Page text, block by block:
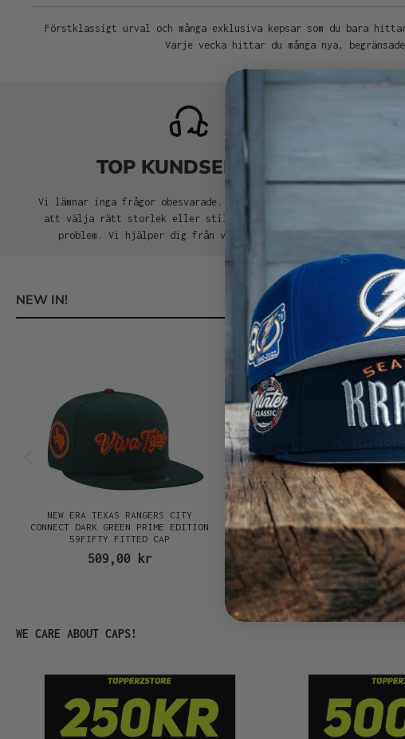
Förstklassigt urval och många exklusiva kepsar som du bara
Varje vecka hittar du många nya,
TOP KUNDSERVICE
Vi lämnar inga frågor obesvarade. Behöver du hjälp med
att välja rätt storlek eller stil för din keps? Inga
problem. Vi hjälper dig från val till leverans.
NEW IN!
NEW ERA TEXAS RANGERS CITY
CONNECT DARK GREEN PRIME EDITION
59FIFTY FITTED CAP
509,00 kr
NEW ERA SAN DIEGO PADRES
CONNECT BLACK PRIME EDITION
59FIFTY FITTED CAP
509,00 kr
Hoppa över produktgalleri
WE CARE ABOUT CAPS!